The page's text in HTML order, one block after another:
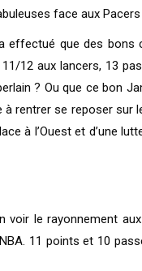
face aux
effectué que des bons
12 aux lancers, 13
? Ou que ce bon
rentrer se reposer sur
à l’Ouest et d’une
voir le rayonnement
11 points et 10